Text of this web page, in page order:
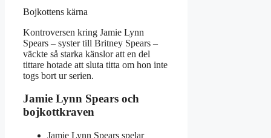
Bojkottens kärna
Kontroversen kring Jamie Lynn
Spears – syster till Britney Spears –
väckte så starka känslor att en del
tittare hotade att sluta titta om hon inte
togs bort ur serien.
Jamie Lynn Spears och
bojkottkraven
Jamie Lynn Spears spelar